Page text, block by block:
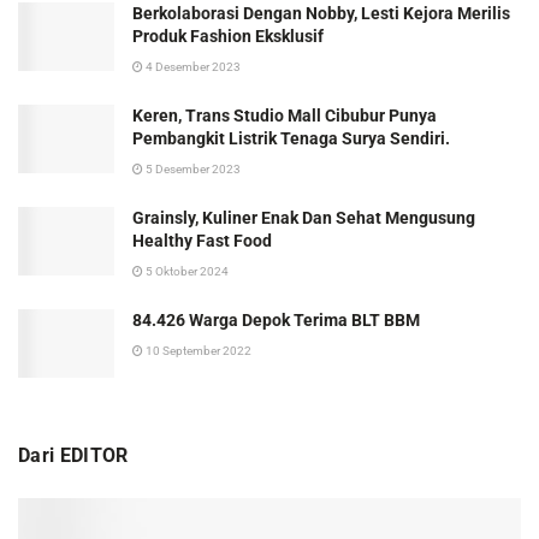
Berkolaborasi Dengan Nobby, Lesti Kejora Merilis
Produk Fashion Eksklusif
4 Desember 2023
Keren, Trans Studio Mall Cibubur Punya
Pembangkit Listrik Tenaga Surya Sendiri.
5 Desember 2023
Grainsly, Kuliner Enak Dan Sehat Mengusung
Healthy Fast Food
5 Oktober 2024
84.426 Warga Depok Terima BLT BBM
10 September 2022
Dari EDITOR